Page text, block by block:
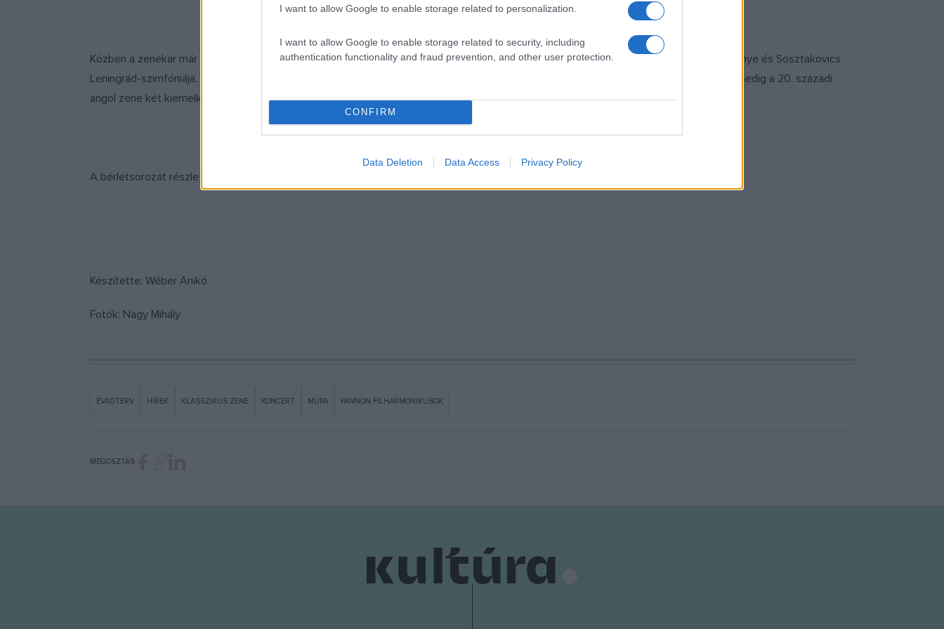
I want to allow Google to enable storage related to personalization.
I want to allow Google to enable storage related to security, including
authentication functionality and fraud prevention, and other user protection.
CONFIRM
Data Deletion Data Access Privacy Policy
Közben a zenekar már készül az új évadra is. A műsorba bekerültek a nagy orosz szimfonikus kompozíciók: Rahmanyinov zongoraversenye és Sosztakovics
Leningrád-szimfóniája. Felcsendülnek korai romantikusok, mint Beethoven Fidelio-nyitánya és Schumann csellóversenye. Kuriózumként pedig a 20. századi
angol zene két kiemelkedő szerzője: Edward Elgar és William Walton szerzeményei is hallhatóak lesznek.
A bérletsorozat részletes programja elérhető a
Készítette: Wéber Anikó
Fotók: Nagy Mihály
ÉVADTERV HÍREK KLASSZIKUS ZENE KONCERT MÜPA PANNON FILHARMONIKUSOK
MEGOSZTÁS